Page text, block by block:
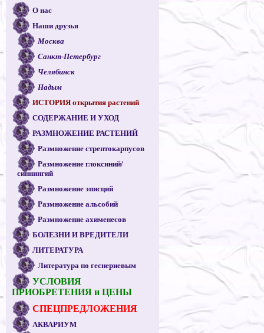
О нас
Наши друзья
Москва
Санкт-Петербург
Челябинск
Надым
ИСТОРИЯ открытия растений
СОДЕРЖАНИЕ И УХОД
РАЗМНОЖЕНИЕ РАСТЕНИЙ
Размножение стрептокарпусов
Размножение глоксиний/
синнингий
Размножение эписций
Размножение альсобий
Размножение ахименесов
БОЛЕЗНИ И ВРЕДИТЕЛИ
ЛИТЕРАТУРА
Литература по геснериевым
УСЛОВИЯ
ПРИОБРЕТЕНИЯ и ЦЕНЫ
СПЕЦПРЕДЛОЖЕНИЯ
АКВАРИУМ